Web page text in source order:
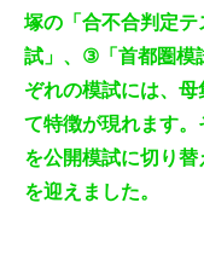
塚の「合不合判定テ
試」、 ③ 「首都圏
ぞれの模試には、
て特徴が現れます
を公開模試に切り
を迎えました。